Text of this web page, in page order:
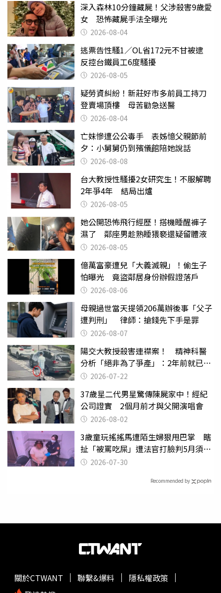
深入森林10分鐘藏屍！父涉殺害9歲愛
女 恐怖藏屍手法全曝光
2026-08-04
逃票告性騷1／OL省172元不甘被逮
反控台鐵員工6度騷擾
2026-08-05
疑勞資糾紛！新莊好市多前員工持刀
登賣場頂樓 母苦勸急送醫
2026-08-04
亡妹慘遭公公毒手 表姊憶父親節前
夕：小舅舅仍到殯儀館陪她說話
2026-08-08
台大教授性騷擾2女研究生！不服解聘
2年爭4年 結局出爐
2026-08-05
她公開恐怖飛行經歷！搭機睡醒褲子
濕了 鄰座男趁熟睡猥褻還疑留體液
2026-08-05
億萬富豪遭兒「大義滅親」！偷生子
怕曝光 竟盜鄰居身份辦假證落戶
2026-08-06
母親過世當天提領206萬辦後事「父子
遭判刑」 律師：搶錢先下手是罪
2026-08-07
陽交大教授殺害連襟案！ 精神科醫
分析「絕非為了爭產」：2年前就已言
行詭異
2026-07-22
37歲星二代男星驚傳陳屍家中！經紀
公司證實 2個月前才與父開演唱會
2026-08-02
3歲童玩搖搖馬遭陌生婦狠甩巴掌 瞎
扯「被罵吃屎」遭法官打臉判5月須入
監 2026-07-30
Recommended by
關於CTWANT 聯繫&爆料
隱私權政策